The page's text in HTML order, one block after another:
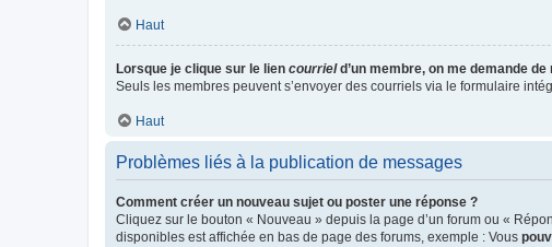
Haut
Lorsque je clique sur le lien courrield’un membre, on me demande
Seuls les membres peuvent s’envoyer des courriels via le formulaire
Haut
Problèmes liés à la publication de messages
Comment créer un nouveau sujet ou poster une réponse ?
Cliquez sur le bouton « Nouveau » depuis la page d’un forum ou «
disponibles est affichée en bas de page des forums, exemple : Vous